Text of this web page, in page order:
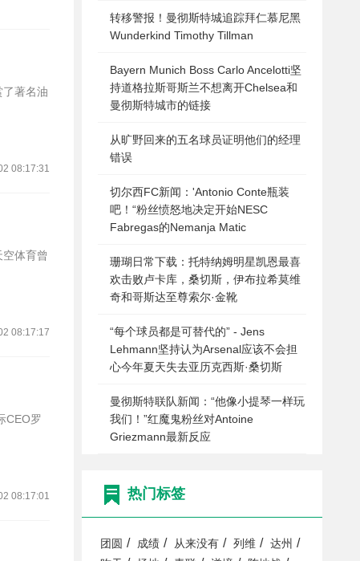
著名油
08:17:31
体育曾
08:17:17
CEO罗
08:17:01
转移警报！曼彻斯特城追踪拜仁慕尼黑
Wunderkind Timothy Tillman
Bayern Munich Boss Carlo Ancelotti坚
持道格拉斯哥斯兰不想离开Chelsea和
曼彻斯特城市的链接
从旷野回来的五名球员证明他们的经理
错误
切尔西FC新闻：'Antonio Conte瓶装
吧！“粉丝愤怒地决定开始NESC
Fabregas的Nemanja Matic
珊瑚日常下载：托特纳姆明星凯恩最喜
欢击败卢卡库，桑切斯，伊布拉希莫维
奇和哥斯达至尊索尔·金靴
“每个球员都是可替代的” - Jens
Lehmann坚持认为Arsenal应该不会担
心今年夏天失去亚历克西斯·桑切斯
曼彻斯特联队新闻：“他像小提琴一样玩
我们！”红魔鬼粉丝对Antoine
Griezmann最新反应
热门标签
团圆 / 成绩 / 从来没有 / 列维 / 达州 /